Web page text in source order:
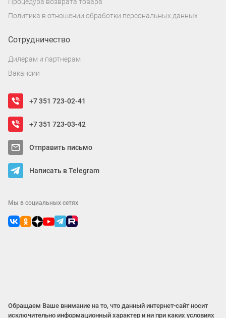
Политика в отношении обработки персональных данных
Сотрудничество
Дилерам и партнерам
Вакансии
+7 351 723-02-41
+7 351 723-03-42
Отправить письмо
Написать в Telegram
Мы в социальных сетях
Обращаем Ваше внимание на то, что данный интернет-сайт носит
исключительно информационный характер и ни при каких условиях